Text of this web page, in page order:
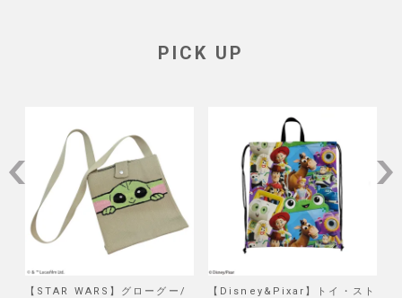
PICK UP
【STAR WARS】グローグー/
【Disney&Pixar】トイ・スト